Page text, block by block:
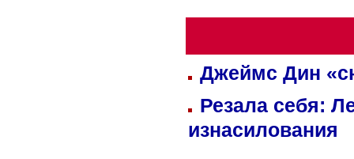
Джеймс Дин
Резала себя:
изнасилования